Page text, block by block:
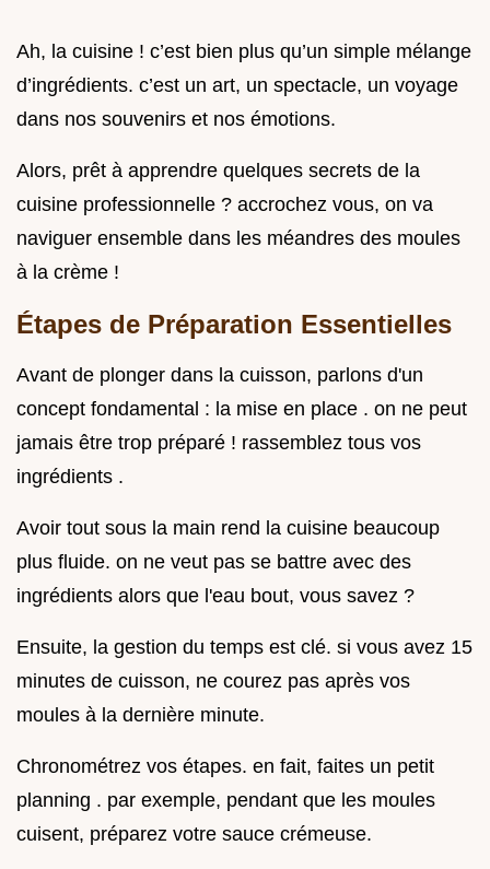
Ah, la cuisine ! c’est bien plus qu’un simple mélange
d’ingrédients. c’est un art, un spectacle, un voyage
dans nos souvenirs et nos émotions.
Alors, prêt à apprendre quelques secrets de la
cuisine professionnelle ? accrochez vous, on va
naviguer ensemble dans les méandres des moules
à la crème !
Étapes de Préparation Essentielles
Avant de plonger dans la cuisson, parlons d'un
concept fondamental : la mise en place . on ne peut
jamais être trop préparé ! rassemblez tous vos
ingrédients .
Avoir tout sous la main rend la cuisine beaucoup
plus fluide. on ne veut pas se battre avec des
ingrédients alors que l'eau bout, vous savez ?
Ensuite, la gestion du temps est clé. si vous avez 15
minutes de cuisson, ne courez pas après vos
moules à la dernière minute.
Chronométrez vos étapes. en fait, faites un petit
planning . par exemple, pendant que les moules
cuisent, préparez votre sauce crémeuse.